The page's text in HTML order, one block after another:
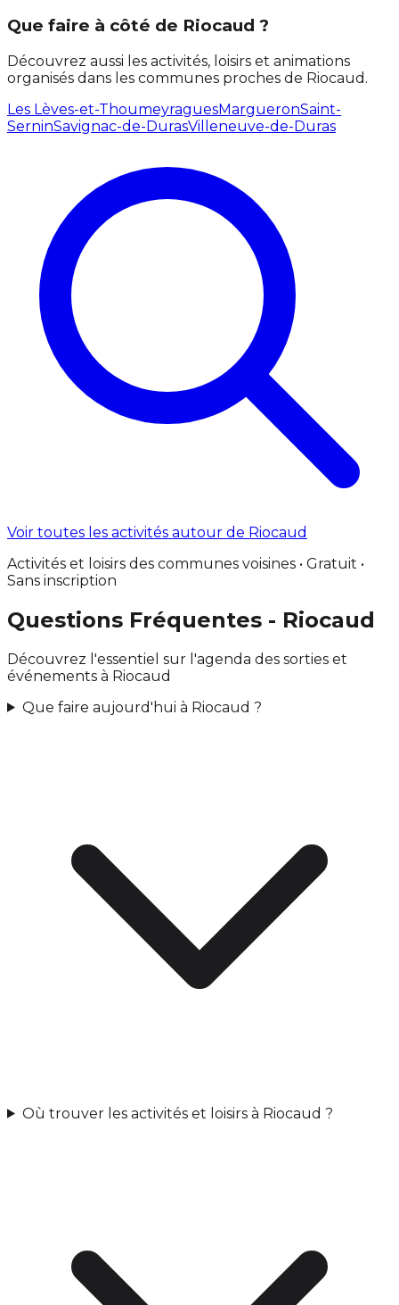
Que faire à côté de Riocaud ?
Découvrez aussi les activités, loisirs et animations
organisés dans les communes proches de Riocaud.
Les Lèves-et-ThoumeyraguesMargueronSaint-
SerninSavignac-de-DurasVilleneuve-de-Duras
Voir toutes les activités autour de Riocaud
Activités et loisirs des communes voisines • Gratuit •
Sans inscription
Questions Fréquentes - Riocaud
Découvrez l'essentiel sur l'agenda des sorties et
événements à Riocaud
Que faire aujourd'hui à Riocaud ?
Où trouver les activités et loisirs à Riocaud ?